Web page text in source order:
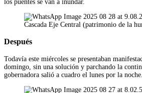
los puentes se van a inundar.
Cascada Eje Central (patrimonio de la
Después
Todavía este miércoles se presentaban
domingo, sin una solución y parchando la
gobernadora salió a cuadro el lunes por la noche.